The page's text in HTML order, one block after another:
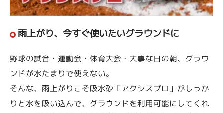
雨上がり、今すぐ使いたいグラウンドに
野球の試合・運動会・体育大会・大事な日の朝、グラウ
ンドが水たまりで使えない。
そんな、雨上がりこそ吸水砂「アクシスプロ」がしっか
りと水を吸い込んで、グラウンドを利用可能にしてくれ